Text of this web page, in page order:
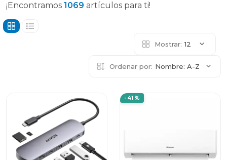
¡Encontramos 1069 artículos para ti!
Mostrar: 12
Ordenar por: Nombre: A-Z
-41%